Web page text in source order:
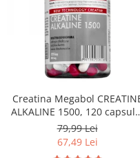
Creatina Megabol
ALKALINE 1500, 120
creatina monohidrat cu Ph
ridicat, nu este necesara faza
de incarcare
79,99 Lei
67,49 Lei